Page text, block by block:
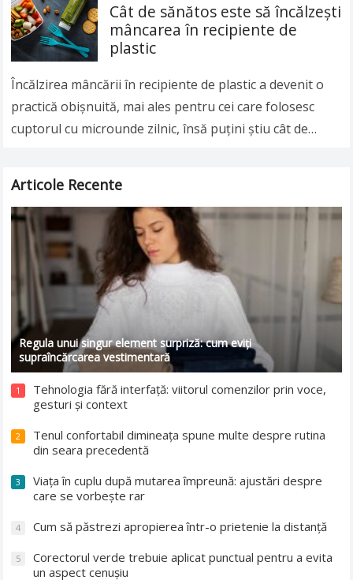
Cât de sănătos este să încălzeşti
mâncarea în recipiente de
plastic
Încălzirea mâncării în recipiente de plastic a devenit o
practică obişnuită, mai ales pentru cei care folosesc
cuptorul cu microunde zilnic, însă puţini ştiu cât de
Articole Recente
Regula unui singur element surpriză: cum eviți
supraîncărcarea vestimentară
1
Tehnologia fără interfață: viitorul comenzilor prin voce,
gesturi și context
2
Tenul confortabil dimineața spune multe despre rutina
din seara precedentă
3
Viața în cuplu după mutarea împreună: ajustări despre
care se vorbește rar
4 Cum să păstrezi apropierea într-o prietenie la distanță
5
Corectorul verde trebuie aplicat punctual pentru a evita
un aspect cenușiu